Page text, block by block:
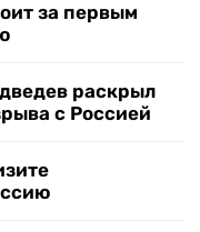
за первым
раскрыл
с Россией